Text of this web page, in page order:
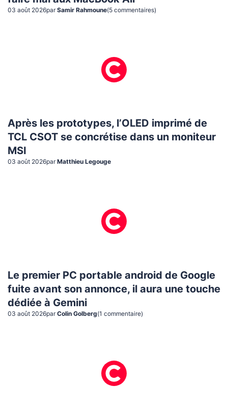
03 août 2026par Samir Rahmoune(5 commentaires)
Après les prototypes, l’OLED imprimé de
TCL CSOT se concrétise dans un moniteur
MSI
03 août 2026par Matthieu Legouge
Le premier PC portable android de Google
fuite avant son annonce, il aura une touche
dédiée à Gemini
03 août 2026par Colin Golberg(1 commentaire)